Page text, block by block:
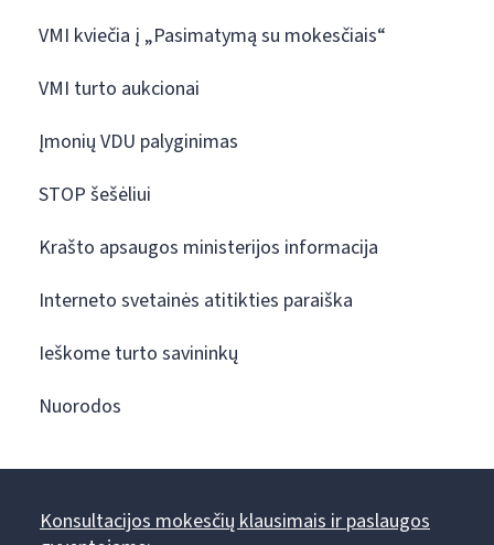
VMI kviečia į „Pasimatymą su mokesčiais“
VMI turto aukcionai
Įmonių VDU palyginimas
STOP šešėliui
Krašto apsaugos ministerijos informacija
Interneto svetainės atitikties paraiška
Ieškome turto savininkų
Nuorodos
Konsultacijos mokesčių klausimais ir paslaugos